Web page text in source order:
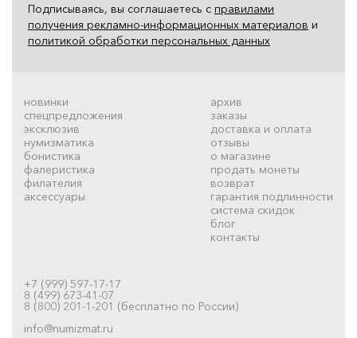
Подписываясь, вы соглашаетесь с правилами
получения рекламно-информационных материалов и
политикой обработки персональных данных
новинки
спецпредложения
эксклюзив
нумизматика
бонистика
фалеристика
филателия
аксессуары
архив
заказы
доставка и оплата
отзывы
о магазине
продать монеты
возврат
гарантия подлинности
система скидок
блог
контакты
+7 (999) 597-17-17
8 (499) 673-41-07
8 (800) 201-1-201 (бесплатно по России)
info@numizmat.ru